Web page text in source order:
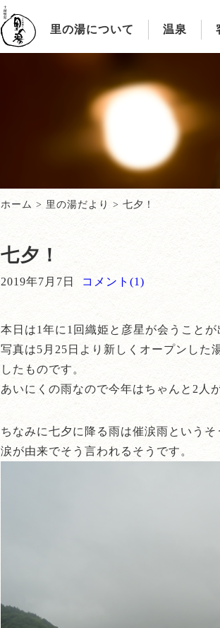
里の湯について 温泉
ホーム > 里の湯だより > 七夕！
七夕！
2019年7月7日 コメント(1)
本日は1年に1回織姫と彦星が会うことが
写真は5月25日より新しくオープンした
したものです。
あいにくの雨なので今年はちゃんと2人
ちなみに七夕に降る雨は催涙雨という
涙が由来でそう言われるそうです。